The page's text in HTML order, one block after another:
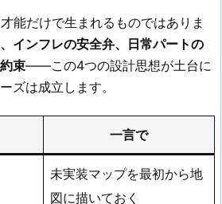
能だけで生まれるものではありま
インフレの安全弁、日常パートの
束——この4つの設計思想が土台に
ズは成立します。
一言で
未実装マップを最初から地
図に描いておく